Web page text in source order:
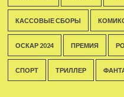
КАССОВЫЕ СБОРЫ
ОСКАР 2024 ПРЕМИЯ
СПОРТ ТРИЛЛЕР